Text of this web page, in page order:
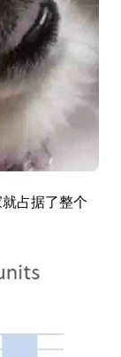
占据了整个